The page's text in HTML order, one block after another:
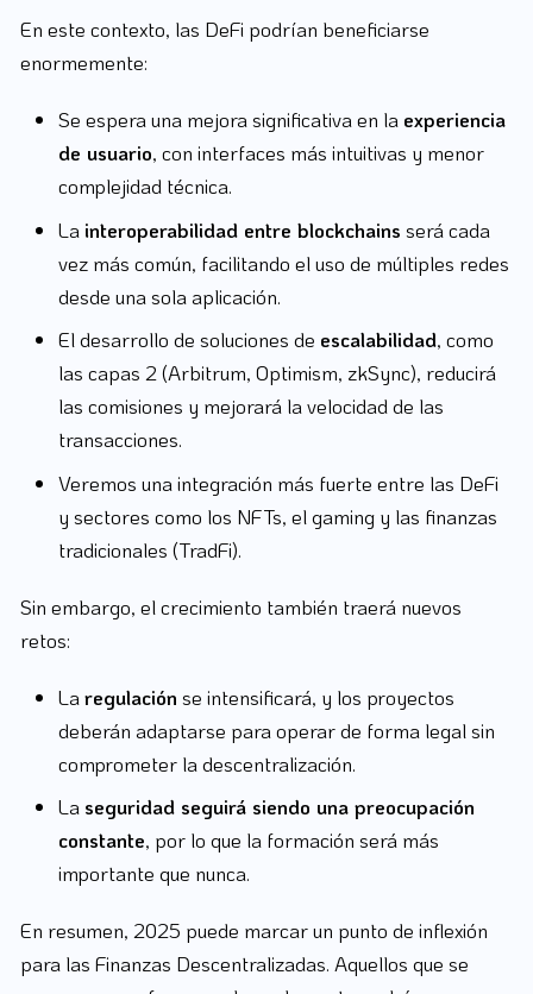
En este contexto, las DeFi podrían beneficiarse
enormemente:
Se espera una mejora significativa en la experiencia
de usuario, con interfaces más intuitivas y menor
complejidad técnica.
La interoperabilidad entre blockchains será cada
vez más común, facilitando el uso de múltiples redes
desde una sola aplicación.
El desarrollo de soluciones de escalabilidad, como
las capas 2 (Arbitrum, Optimism, zkSync), reducirá
las comisiones y mejorará la velocidad de las
transacciones.
Veremos una integración más fuerte entre las DeFi
y sectores como los NFTs, el gaming y las finanzas
tradicionales (TradFi).
Sin embargo, el crecimiento también traerá nuevos
retos:
La regulación se intensificará, y los proyectos
deberán adaptarse para operar de forma legal sin
comprometer la descentralización.
La seguridad seguirá siendo una preocupación
constante, por lo que la formación será más
importante que nunca.
En resumen, 2025 puede marcar un punto de inflexión
para las Finanzas Descentralizadas. Aquellos que se